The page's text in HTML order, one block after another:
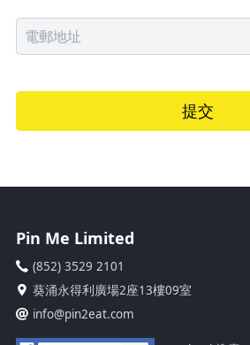
提交
Pin Me Limited
(852) 3529 2101
葵涌永得利廣場2座13樓09室
info@pin2eat.com